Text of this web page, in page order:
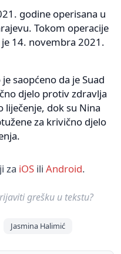
godine operisana u
Tokom operacije
14. novembra 2021.
saopćeno da je Suad
djelo protiv zdravlja
liječenje, dok su Nina
za krivično djelo
za iOS ili Android.
grešku u tekstu?
Jasmina Halimić